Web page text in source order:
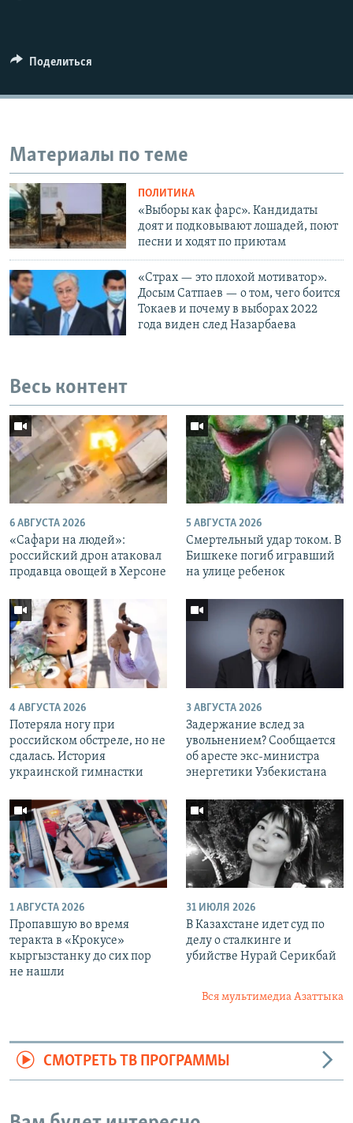
Поделиться
Материалы по теме
ПОЛИТИКА
«Выборы как фарс». Кандидаты
доят и подковывают лошадей, поют
песни и ходят по приютам
«Страх — это плохой мотиватор».
Досым Сатпаев — о том, чего боится
Токаев и почему в выборах 2022
года виден след Назарбаева
Весь контент
6 АВГУСТА 2026
«Cафари на людей»:
российский дрон атаковал
продавца овощей в Херсоне
5 АВГУСТА 2026
Смертельный удар током. В
Бишкеке погиб игравший
на улице ребенок
4 АВГУСТА 2026
Потеряла ногу при
российском обстреле, но не
сдалась. История
украинской гимнастки
3 АВГУСТА 2026
Задержание вслед за
увольнением? Сообщается
об аресте экс-министра
энергетики Узбекистана
1 АВГУСТА 2026
Пропавшую во время
теракта в «Крокусе»
кыргызстанку до сих пор
не нашли
31 ИЮЛЯ 2026
В Казахстане идет суд по
делу о сталкинге и
убийстве Нурай Серикбай
Вся мультимедиа Азаттыка
СМОТРЕТЬ ТВ ПРОГРАММЫ